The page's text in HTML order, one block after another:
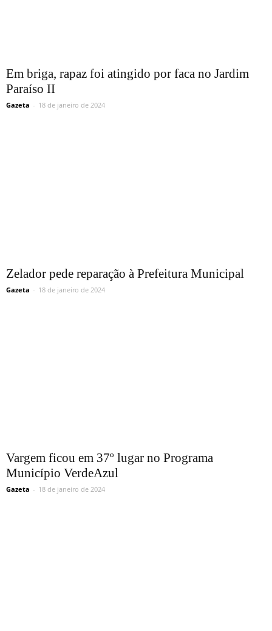
Em briga, rapaz foi atingido por faca no Jardim
Paraíso II
Gazeta - 18 de janeiro de 2024
Zelador pede reparação à Prefeitura Municipal
Gazeta - 18 de janeiro de 2024
Vargem ficou em 37º lugar no Programa
Município VerdeAzul
Gazeta - 18 de janeiro de 2024